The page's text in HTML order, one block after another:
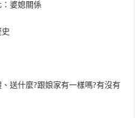
婆媳關係
送什麼?跟娘家有一樣嗎?有沒有